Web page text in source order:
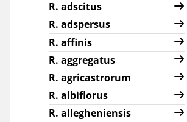
R. adscitus
R. adspersus
R. affinis
R. aggregatus
R. agricastrorum
R. albiflorus
R. allegheniensis